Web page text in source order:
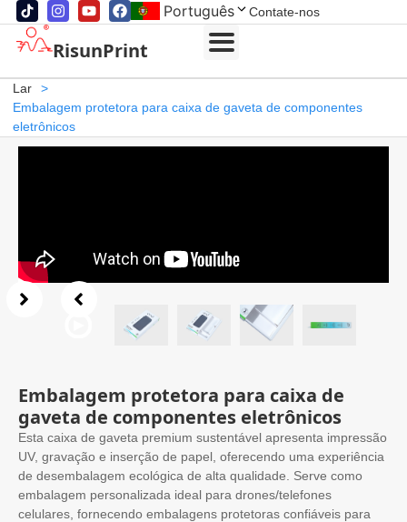
Português Contate-nos
RisunPrint
Lar
>
Embalagem protetora para caixa de gaveta de componentes
eletrônicos
Embalagem protetora para caixa de
gaveta de componentes eletrônicos
Esta caixa de gaveta premium sustentável apresenta impressão
UV, gravação e inserção de papel, oferecendo uma experiência
de desembalagem ecológica de alta qualidade. Serve como
embalagem personalizada ideal para drones/telefones
celulares, fornecendo embalagens protetoras confiáveis ​​para